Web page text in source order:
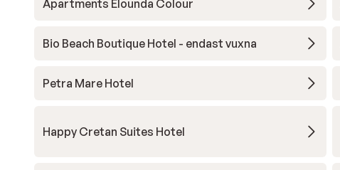
Apartments Elounda Colour
Bio Beach Boutique Hotel - endast vuxna
Petra Mare Hotel
Happy Cretan Suites Hotel